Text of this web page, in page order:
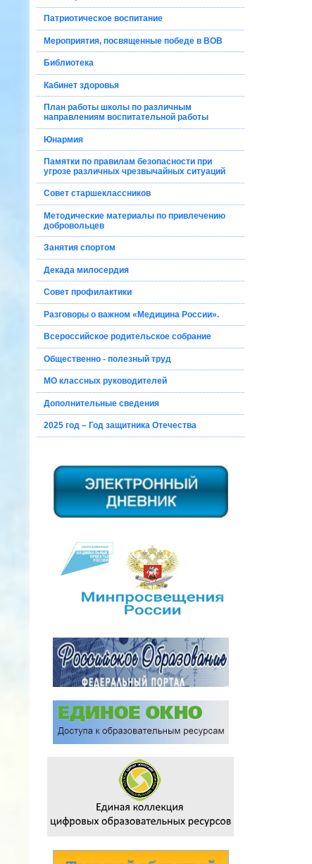
Патриотическое воспитание
Мероприятия, посвященные победе в ВОВ
Библиотека
Кабинет здоровья
План работы школы по различным
направлениям воспитательной работы
Юнармия
Памятки по правилам безопасности при
угрозе различных чрезвычайных ситуаций
Совет старшеклассников
Методические материалы по привлечению
добровольцев
Занятия спортом
Декада милосердия
Совет профилактики
Разговоры о важном «Медицина России».
Всероссийское родительское собрание
Общественно - полезный труд
МО классных руководителей
Дополнительные сведения
2025 год – Год защитника Отечества